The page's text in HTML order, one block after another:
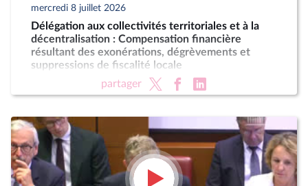
mercredi 8 juillet 2026
Délégation aux collectivités territoriales et à la
décentralisation : Compensation financière
résultant des exonérations, dégrèvements et
suppressions de fiscalité locale
partager